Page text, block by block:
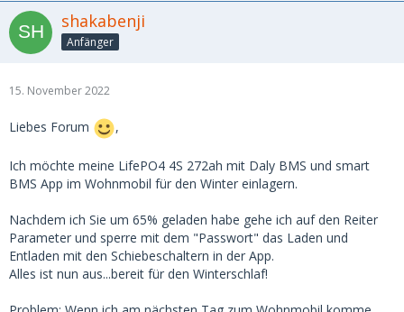
shakabenji
Anfänger
15. November 2022
Liebes Forum ,
Ich möchte meine LifePO4 4S 272ah mit Daly BMS und smart
BMS App im Wohnmobil für den Winter einlagern.
Nachdem ich Sie um 65% geladen habe gehe ich auf den Reiter
Parameter und sperre mit dem "Passwort" das Laden und
Entladen mit den Schiebeschaltern in der App.
Alles ist nun aus...bereit für den Winterschlaf!